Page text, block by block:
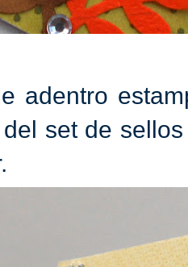
adentro
set de